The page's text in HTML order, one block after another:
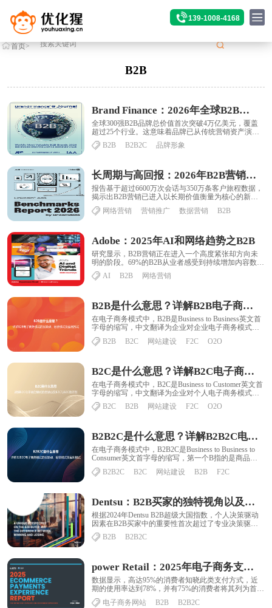
139-1008-4168
首页> 标签>B2B
B2B
Brand Finance：2026年全球B2B品牌价值
全球300强B2B品牌总价值首次突破4万亿美元，覆盖
超过25个行业。这意味着品牌已从传统营销资产演变
为企业价值的重要组成部分，在资本市场、融......
B2B B2B2C 品牌形象
长周期与高回报：2026年B2B营销数据深度洞察
报告基于超过6600万次会话与350万条客户旅程数据，
揭示出B2B营销已进入以长期价值衡量为核心的新阶
段。从首次触达至最终成交的平均周期达2......
网络营销 营销推广 数据营销 B2B
Adobe：2025年AI和网络趋势之B2B
研究显示，B2B营销正在进入一个高度紧张却方向未
明的阶段。69%的B2B从业者感受到持续增加内容数量
和类型的压力，43%的机构在2025年被......
AI B2B 网络营销
B2B是什么意思？详解B2B电子商务模式的优缺点及B2B与B2C的区别
在电子商务模式中，B2B是Business to Business英文首
字母的缩写，中文翻译为企业对企业电子商务模式，
是一种企业与企业之间通......
B2B B2C 网站建设 F2C O2O
B2C是什么意思？详解B2C电子商务模式的优缺点及B2C与B2C的区别
在电子商务模式中，B2C是Business to Customer英文首
字母的缩写，中文翻译为企业对个人电子商务模式，
是企业对消费者直接开展......
B2C B2B 网站建设 F2C O2O
B2B2C是什么意思？详解B2B2C电子商务模式的优缺点及B2B2C与B2C的区别
在电子商务模式中，B2B2C是Business to Business to
Consumer英文首字母的缩写，第一个B指的是商品或
服务的供......
B2B2C B2C 网站建设 B2B F2C
Dentsu：B2B买家的独特视角以及输赢之间的差异
根据2024年Dentsu B2B超级大国指数，个人决策驱动
因素在B2B买家中的重要性首次超过了专业决策驱动
因素。该研究报告分析了自2021......
B2B B2B2C
power Retail：2025年电子商务支付体验报告
数据显示，高达95%的消费者知晓此类支付方式，近
期的使用率达到78%，并有75%的消费者将其列为首
选。紧随其后的是PayPal，凭借92%的......
电子商务网站 B2B B2B2C